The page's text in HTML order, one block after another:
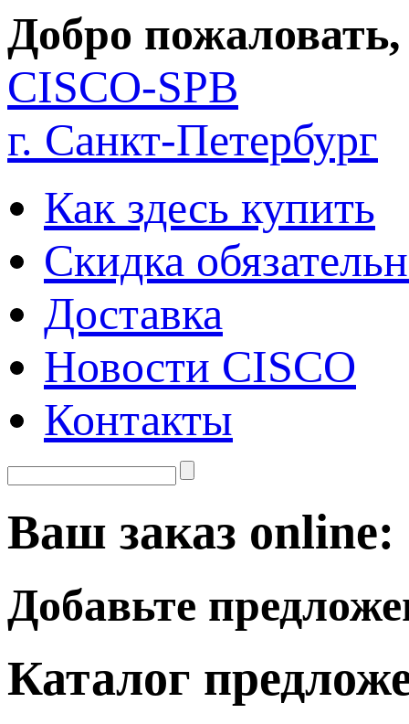
Добро пожаловать,
CISCO-SPB
г. Санкт-Петербург
Как здесь купить
Скидка
Доставка
Новости CISCO
Контакты
Ваш заказ online:
Добавьте
Каталог